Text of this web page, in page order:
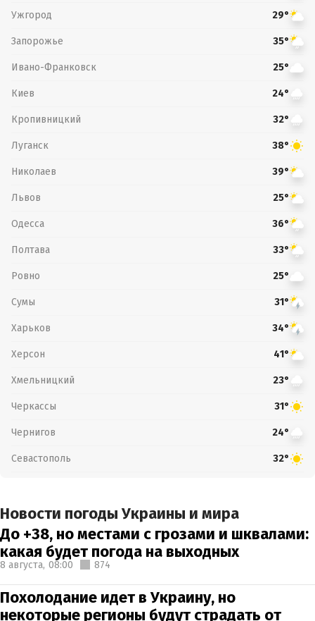
Ужгород 29°
Запорожье 35°
Ивано-Франковск 25°
Киев 24°
Кропивницкий 32°
Луганск 38°
Николаев 39°
Львов 25°
Одесса 36°
Полтава 33°
Ровно 25°
Сумы 31°
Харьков 34°
Херсон 41°
Хмельницкий 23°
Черкассы 31°
Чернигов 24°
Севастополь 32°
Новости погоды Украины и мира
До +38, но местами с грозами и шквалами:
какая будет погода на выходных
8 августа, 08:00 874
Похолодание идет в Украину, но
некоторые регионы будут страдать от